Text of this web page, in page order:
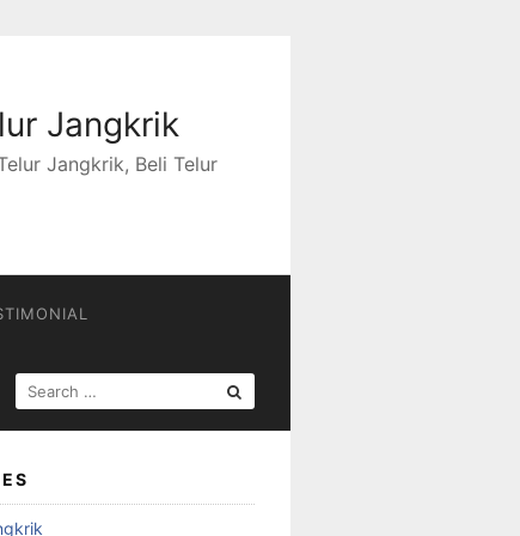
Jangkrik
Jangkrik, Beli Telur
SEARCH
FOR: